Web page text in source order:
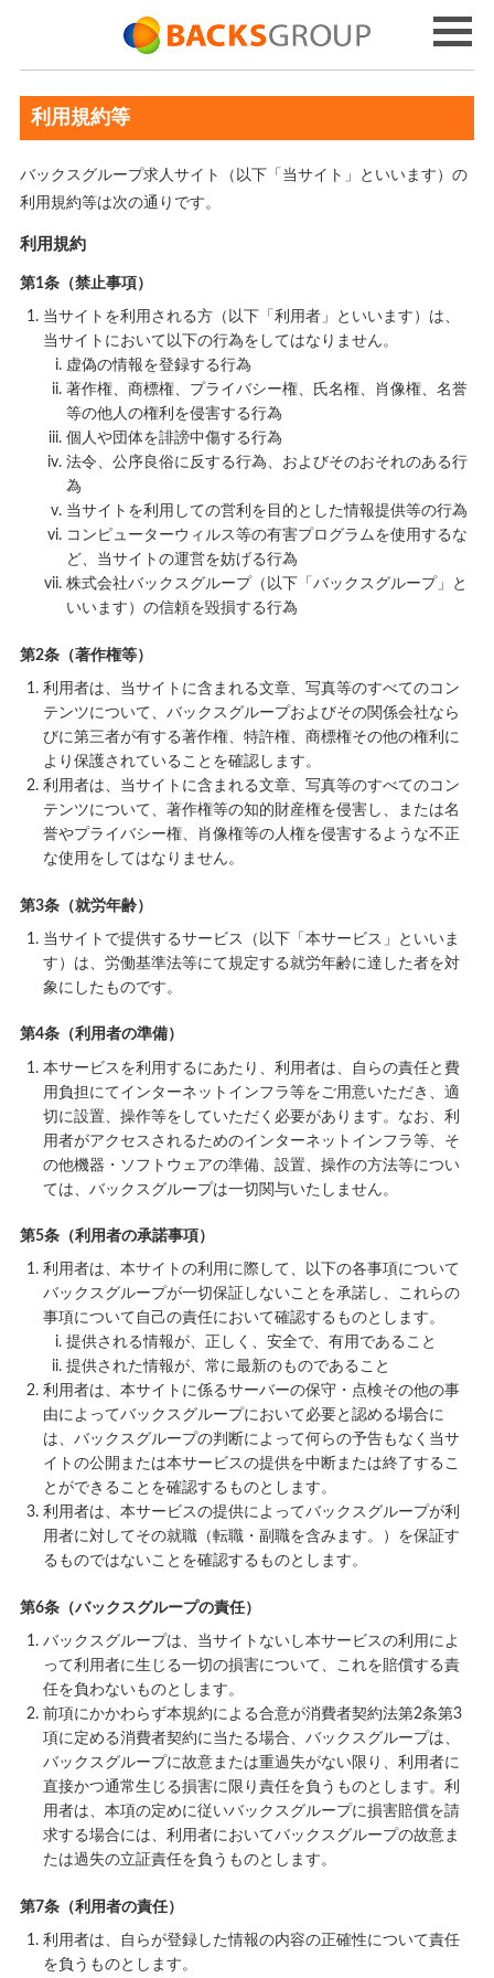
利用規約等
バックスグループ求人サイト（以下「当サイト」といいます）の
利用規約等は次の通りです。
利用規約
第1条（禁止事項）
当サイトを利用される方（以下「利用者」といいます）は、
当サイトにおいて以下の行為をしてはなりません。
虚偽の情報を登録する行為
著作権、商標権、プライバシー権、氏名権、肖像権、名誉
等の他人の権利を侵害する行為
個人や団体を誹謗中傷する行為
法令、公序良俗に反する行為、およびそのおそれのある行
為
当サイトを利用しての営利を目的とした情報提供等の行為
コンピューターウィルス等の有害プログラムを使用するな
ど、当サイトの運営を妨げる行為
株式会社バックスグループ（以下「バックスグループ」と
いいます）の信頼を毀損する行為
第2条（著作権等）
利用者は、当サイトに含まれる文章、写真等のすべてのコン
テンツについて、バックスグループおよびその関係会社なら
びに第三者が有する著作権、特許権、商標権その他の権利に
より保護されていることを確認します。
利用者は、当サイトに含まれる文章、写真等のすべてのコン
テンツについて、著作権等の知的財産権を侵害し、または名
誉やプライバシー権、肖像権等の人権を侵害するような不正
な使用をしてはなりません。
第3条（就労年齢）
当サイトで提供するサービス（以下「本サービス」といいま
す）は、労働基準法等にて規定する就労年齢に達した者を対
象にしたものです。
第4条（利用者の準備）
本サービスを利用するにあたり、利用者は、自らの責任と費
用負担にてインターネットインフラ等をご用意いただき、適
切に設置、操作等をしていただく必要があります。なお、利
用者がアクセスされるためのインターネットインフラ等、そ
の他機器・ソフトウェアの準備、設置、操作の方法等につい
ては、バックスグループは一切関与いたしません。
第5条（利用者の承諾事項）
利用者は、本サイトの利用に際して、以下の各事項について
バックスグループが一切保証しないことを承諾し、これらの
事項について自己の責任において確認するものとします。
提供される情報が、正しく、安全で、有用であること
提供された情報が、常に最新のものであること
利用者は、本サイトに係るサーバーの保守・点検その他の事
由によってバックスグループにおいて必要と認める場合に
は、バックスグループの判断によって何らの予告もなく当サ
イトの公開または本サービスの提供を中断または終了するこ
とができることを確認するものとします。
利用者は、本サービスの提供によってバックスグループが利
用者に対してその就職（転職・副職を含みます。）を保証す
るものではないことを確認するものとします。
第6条（バックスグループの責任）
バックスグループは、当サイトないし本サービスの利用によ
って利用者に生じる一切の損害について、これを賠償する責
任を負わないものとします。
前項にかかわらず本規約による合意が消費者契約法第2条第3
項に定める消費者契約に当たる場合、バックスグループは、
バックスグループに故意または重過失がない限り、利用者に
直接かつ通常生じる損害に限り責任を負うものとします。利
用者は、本項の定めに従いバックスグループに損害賠償を請
求する場合には、利用者においてバックスグループの故意ま
たは過失の立証責任を負うものとします。
第7条（利用者の責任）
利用者は、自らが登録した情報の内容の正確性について責任
を負うものとします。